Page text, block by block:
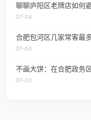
聊聊庐阳区老牌店如何
07-04
合肥包河区几家常客最
07-03
不画大饼：在合肥政务
07-03